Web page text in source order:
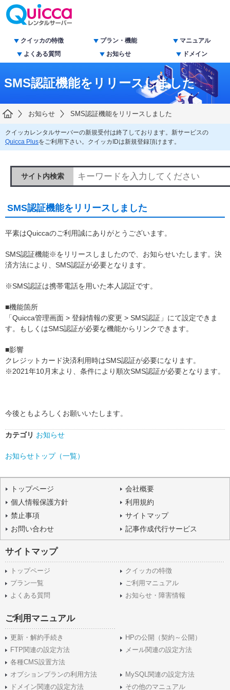
クイッカの特徴 プラン・機能
マニュアル
よくある質問
お知らせ ドメイン
SMS認証機能をリリースしました
お知らせ SMS認証機能をリリースしました
クイッカレンタルサーバーの新規受付は終了しております。新サービスの
Quicca Plusをご利用下さい。クイッカIDは新規登録頂けます。
サイト内検索
SMS認証機能をリリースしました
平素はQuiccaのご利用誠にありがとうございます。
SMS認証機能※をリリースしましたので、お知らせいたします。決
済方法により、SMS認証が必要となります。
※SMS認証は携帯電話を用いた本人認証です。
■機能箇所
「Quicca管理画面 > 登録情報の変更 > SMS認証」にて設定できま
す。もしくはSMS認証が必要な機能からリンクできます。
■影響
クレジットカード決済利用時はSMS認証が必要になります。
※2021年10月末より、条件により順次SMS認証が必要となります。
今後ともよろしくお願いいたします。
カテゴリ お知らせ
お知らせトップ（一覧）
トップページ
会社概要
個人情報保護方針
利用規約
禁止事項
サイトマップ
お問い合わせ
記事作成代行サービス
サイトマップ
トップページ
クイッカの特徴
プラン一覧
ご利用マニュアル
よくある質問
お知らせ・障害情報
ご利用マニュアル
更新・解約手続き
HPの公開（契約～公開）
FTP関連の設定方法
メール関連の設定方法
各種CMS設置方法
オプションプランの利用方法
MySQL関連の設定方法
ドメイン関連の設定方法
その他のマニュアル